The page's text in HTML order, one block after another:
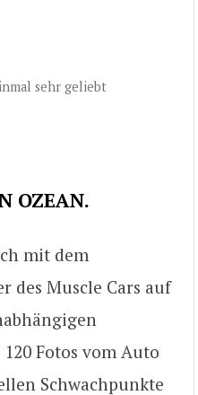
sehr geliebt
OZEAN .
mit dem
des Muscle Cars auf
Fotos vom Auto
Schwachpunkte